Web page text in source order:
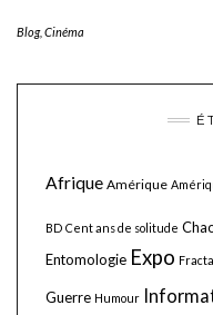
Blog, Cinéma
Afrique Amérique
BD Cent ans de solitude
Entomologie Expo
Guerre Humour